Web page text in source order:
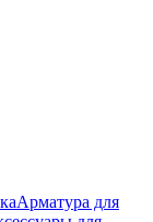
Арматура для